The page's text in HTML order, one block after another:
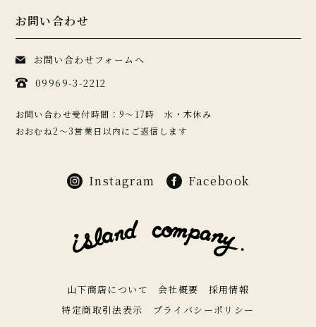
お問い合わせ
お問い合わせフォームへ
09969-3-2212
お問い合わせ受付時間：9〜17時 水・木休み
おおむね2〜3営業日以内にご返信します
Instagram Facebook
山下商店について 会社概要
採用情報
特定商取引法表示
プライバシーポリシー